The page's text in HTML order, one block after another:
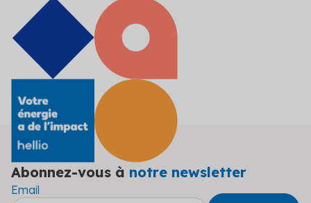
Abonnez-vous à notre newsletter
Email